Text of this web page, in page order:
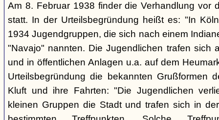
Am 8. Februar 1938 finder die Verhandlung vor
statt. In der Urteilsbegründung heißt es: "In
1934 Jugendgruppen, die sich nach einem
"Navajo" nannten. Die Jugendlichen trafen sich
und in öffentlichen Anlagen u.a. auf dem
Urteilsbegründung die bekannten Grußformen
Kluft und ihre Fahrten: "Die Jugendlichen
kleinen Gruppen die Stadt und trafen sich in